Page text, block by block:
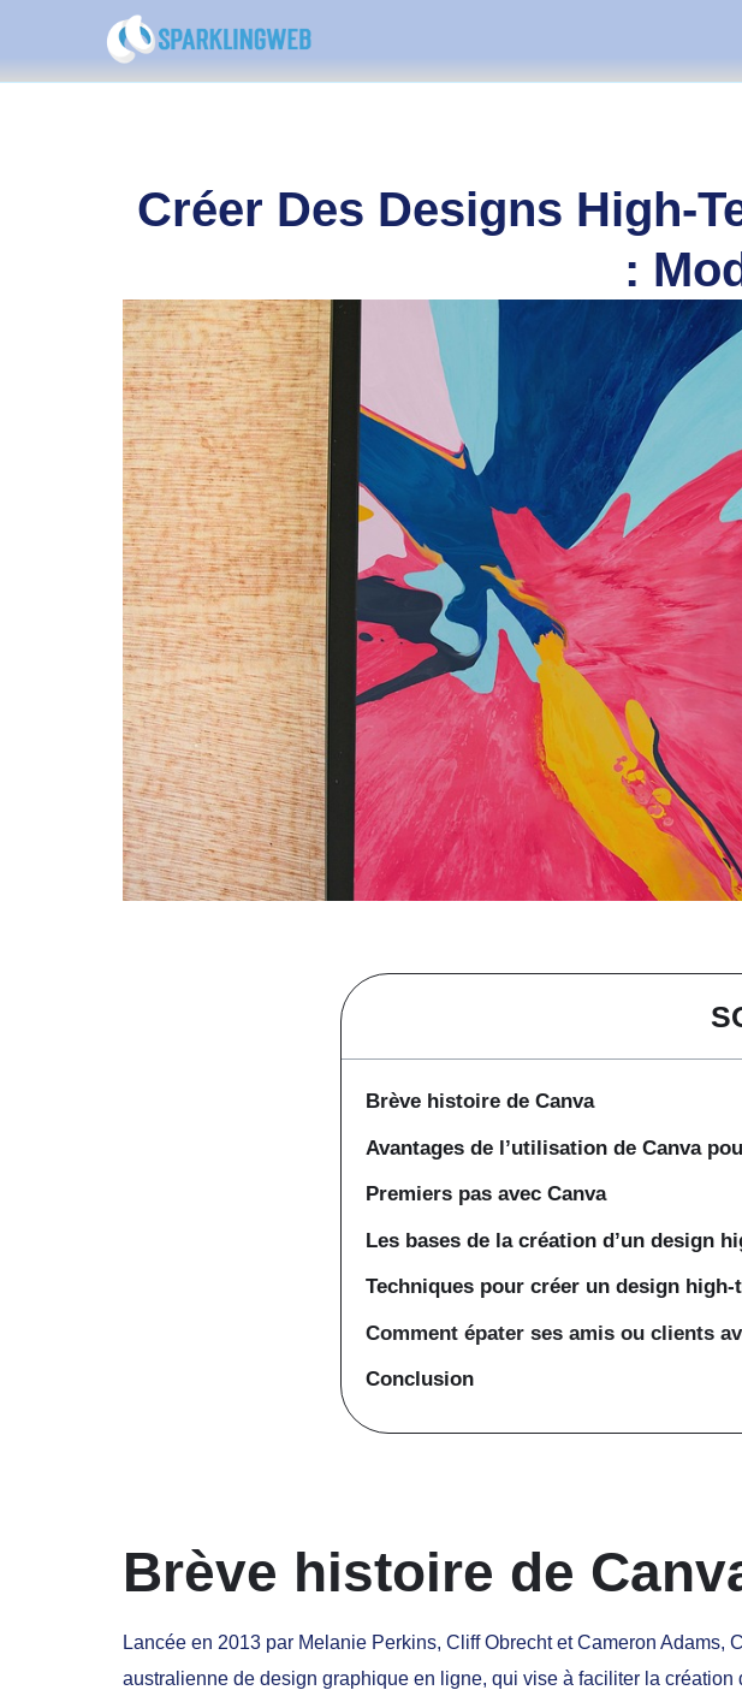
Créer Des Designs High-
:
Brève histoire de Canva
Avantages de l’utilisation de Canva
Premiers pas avec Canva
Les bases de la création d’un design
Techniques pour créer un design high-
Comment épater ses amis ou clients
Conclusion
Brève histoire de
Lancée en 2013 par Melanie Perkins, Cliff Obrecht et Cameron Adams,
australienne de design graphique en ligne, qui vise à faciliter la création